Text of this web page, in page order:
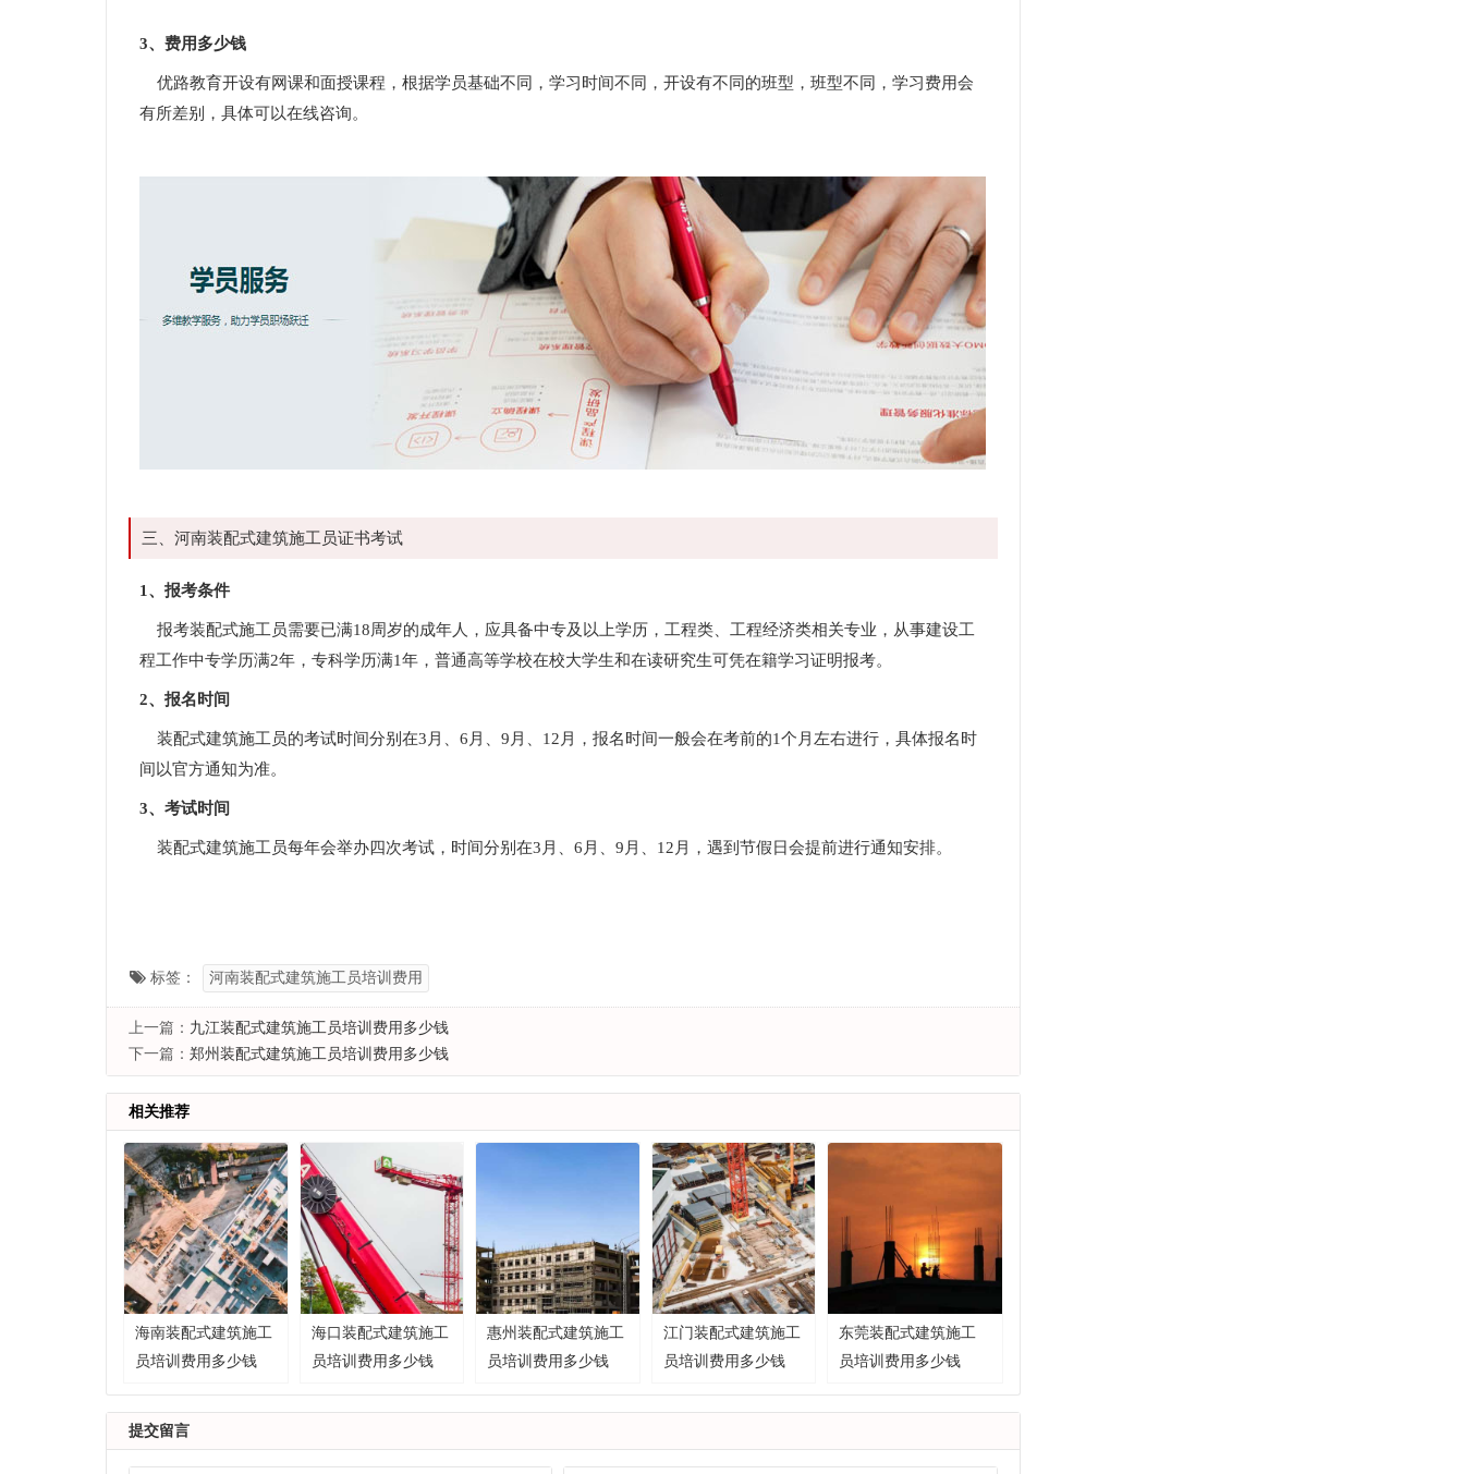
3、费用多少钱
优路教育开设有网课和面授课程，根据学员基础不同，学习时间不同，开设有不同的班型，班型不同，学习费用会
有所差别，具体可以在线咨询。
三、河南装配式建筑施工员证书考试
1、报考条件
报考装配式施工员需要已满18周岁的成年人，应具备中专及以上学历，工程类、工程经济类相关专业，从事建设工
程工作中专学历满2年，专科学历满1年，普通高等学校在校大学生和在读研究生可凭在籍学习证明报考。
2、报名时间
装配式建筑施工员的考试时间分别在3月、6月、9月、12月，报名时间一般会在考前的1个月左右进行，具体报名时
间以官方通知为准。
3、考试时间
装配式建筑施工员每年会举办四次考试，时间分别在3月、6月、9月、12月，遇到节假日会提前进行通知安排。
标签： 河南装配式建筑施工员培训费用
上一篇： 九江装配式建筑施工员培训费用多少钱
下一篇： 郑州装配式建筑施工员培训费用多少钱
相关推荐
海南装配式建筑施工
员培训费用多少钱
海口装配式建筑施工
员培训费用多少钱
惠州装配式建筑施工
员培训费用多少钱
江门装配式建筑施工
员培训费用多少钱
东莞装配式建筑施工
员培训费用多少钱
提交留言